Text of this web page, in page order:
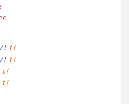
！ t！
！ t！
t！
t！